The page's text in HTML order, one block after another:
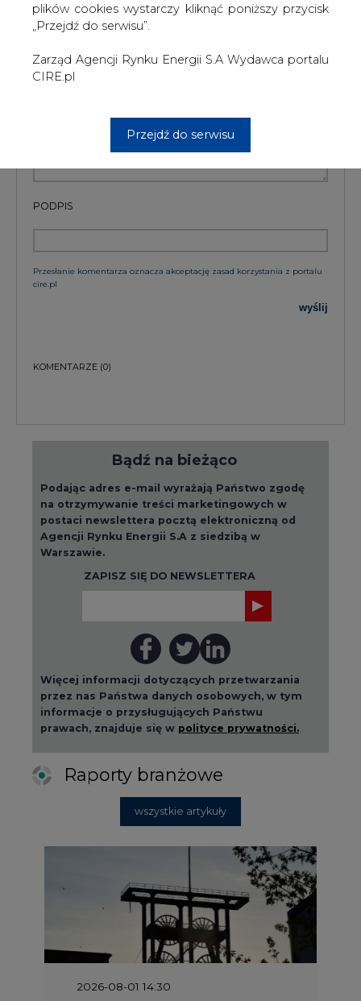
plików cookies wystarczy kliknąć poniższy przycisk
„Przejdź do serwisu”.
Zarząd Agencji Rynku Energii S.A Wydawca portalu
CIRE.pl
Przejdź do serwisu
KOMENTARZE
TREŚĆ KOMENTARZA
PODPIS
Przesłanie komentarza oznacza akceptację zasad korzystania z portalu
cire.pl
wyślij
KOMENTARZE (0)
Bądź na bieżąco
Podając adres e-mail wyrażają Państwo zgodę
na otrzymywanie treści marketingowych w
postaci newslettera pocztą elektroniczną od
Agencji Rynku Energii S.A z siedzibą w
Warszawie.
ZAPISZ SIĘ DO NEWSLETTERA
Więcej informacji dotyczących przetwarzania
przez nas Państwa danych osobowych, w tym
informacje o przysługujących Państwu
prawach, znajduje się w polityce prywatności.
Raporty branżowe
wszystkie artykuły
2026-08-01 14:30